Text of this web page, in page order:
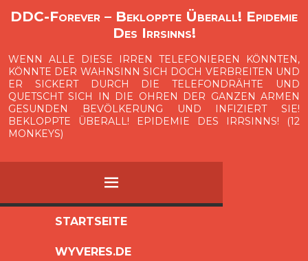
DDC-Forever – Bekloppte Überall! Epidemie
Des Irrsinns!
WENN ALLE DIESE IRREN TELEFONIEREN KÖNNTEN,
KÖNNTE DER WAHNSINN SICH DOCH VERBREITEN UND
ER SICKERT DURCH DIE TELEFONDRÄHTE UND
QUETSCHT SICH IN DIE OHREN DER GANZEN ARMEN
GESUNDEN BEVÖLKERUNG UND INFIZIERT SIE!
BEKLOPPTE ÜBERALL! EPIDEMIE DES IRRSINNS! (12
MONKEYS)
MENÜ
SPRINGEN
STARTSEITE
WYVERES.DE